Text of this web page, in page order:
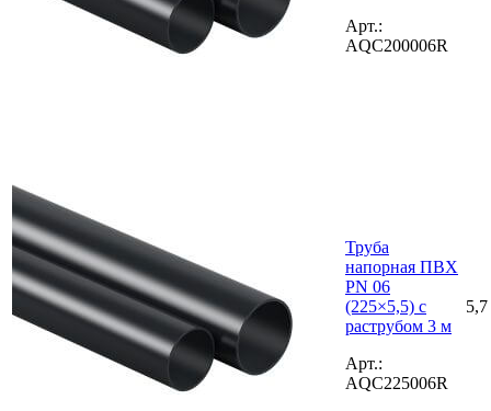
Арт.:
AQC200006R
Труба
напорная ПВХ
PN 06
(225×5,5) с
раструбом 3 м
Арт.:
AQC225006R
5,7